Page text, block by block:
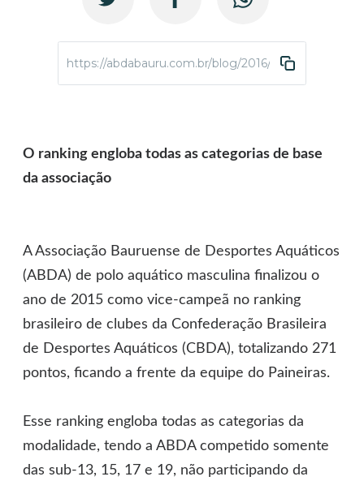
https://abdabauru.com.br/blog/2016/01/13/abda-de-
O ranking engloba todas as categorias de base
da associação
A Associação Bauruense de Desportes Aquáticos
(ABDA) de polo aquático masculina finalizou o
ano de 2015 como vice-campeã no ranking
brasileiro de clubes da Confederação Brasileira
de Desportes Aquáticos (CBDA), totalizando 271
pontos, ficando a frente da equipe do Paineiras.
Esse ranking engloba todas as categorias da
modalidade, tendo a ABDA competido somente
das sub-13, 15, 17 e 19, não participando da